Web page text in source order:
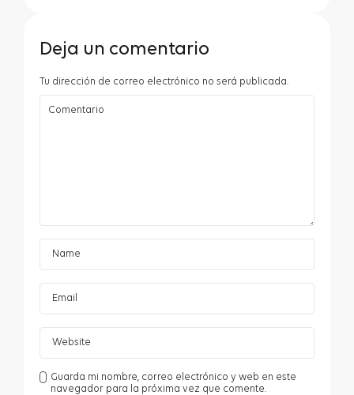
Deja un comentario
Tu dirección de correo electrónico no será publicada.
Guarda mi nombre, correo electrónico y web en este
navegador para la próxima vez que comente.